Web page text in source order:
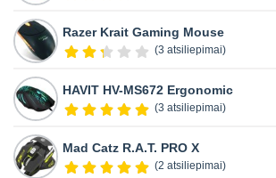
Razer Krait Gaming Mouse
(3 atsiliepimai)
HAVIT HV-MS672 Ergonomic
(3 atsiliepimai)
Mad Catz R.A.T. PRO X
(2 atsiliepimai)